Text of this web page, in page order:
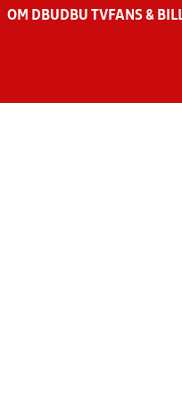
OM DBU DBU TV FANS &